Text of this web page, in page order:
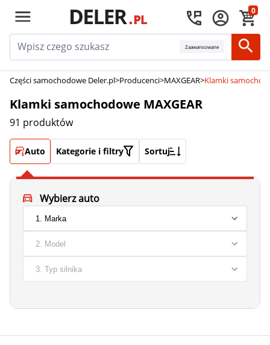
0
Zaawansowane
Części samochodowe Deler.pl>Producenci>MAXGEAR>Klamki
Klamki samochodowe MAXGEAR
91 produktów
Auto Kategorie i filtry Sortuj
Wybierz auto